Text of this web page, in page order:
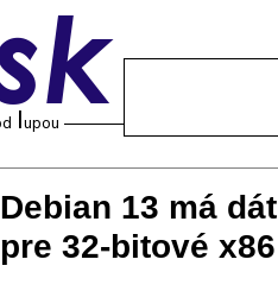
Debian 13 má
pre 32-bitové